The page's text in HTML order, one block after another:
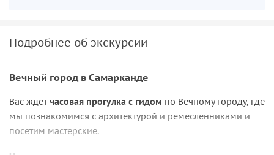
Подробнее об экскурсии
Вечный город в Самарканде
Вас ждетчасовая прогулка с гидом по Вечному городу, где
мы познакомимся с архитектурой и ремесленниками и
посетим мастерские.